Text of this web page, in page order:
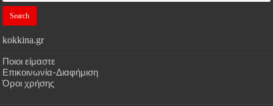
kokkina.gr
Ποιοι είμαστε
Επικοινωνία-Διαφήμιση
Όροι χρήσης